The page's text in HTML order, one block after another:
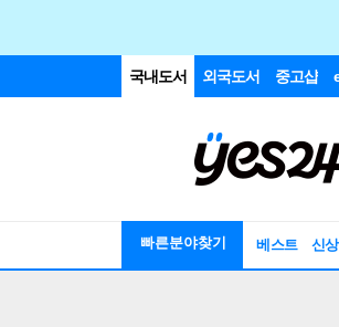
국내도서 외국도서 중고샵
빠른분야찾기 베스트 신